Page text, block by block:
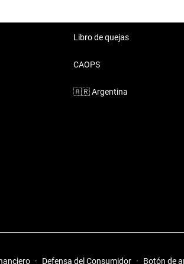
Libro de quejas
CAOPS
🇦🇷 Argentina
· Defensa del Consumidor · Botón de